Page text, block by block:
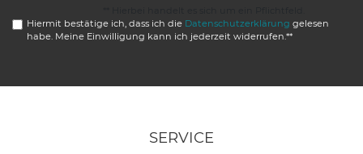
Hiermit bestätige ich, dass ich die Daten­schutz­erklärung gelesen
habe. Meine Einwilligung kann ich jederzeit widerrufen.**
SERVICE